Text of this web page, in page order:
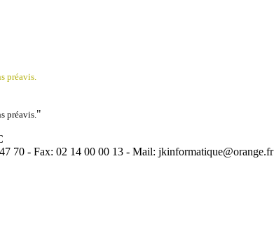
préavis.
préavis. "
70 - Fax: 02 14 00 00 13 - Mail: jkinformatique@orange.fr